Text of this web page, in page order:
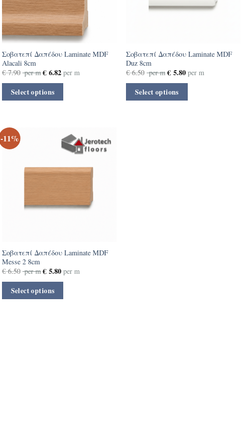
Σοβατεπί Δαπέδου Laminate MDF
Alacali 8cm
€7.90 per m € 6.82 per m
Select options
Σοβατεπί Δαπέδου Laminate MDF
Duz 8cm
€6.50 per m €5.80per m
Select options
-11%
Σοβατεπί Δαπέδου Laminate MDF
Messe 2 8cm
€6.50 per m € 5.80 per m
Select options